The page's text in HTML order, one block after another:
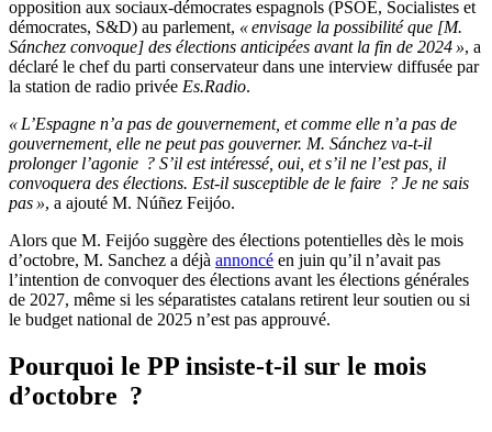
opposition aux sociaux-démocrates espagnols (PSOE, Socialistes et
démocrates, S&D) au parlement, « envisage la possibilité que [M.
Sánchez convoque] des élections anticipées avant la fin de 2024 », a
déclaré le chef du parti conservateur dans une interview diffusée par
la station de radio privée Es.Radio.
« L’Espagne n’a pas de gouvernement, et comme elle n’a pas de
gouvernement, elle ne peut pas gouverner. M. Sánchez va-t-il
prolonger l’agonie ? S’il est intéressé, oui, et s’il ne l’est pas, il
convoquera des élections. Est-il susceptible de le faire ? Je ne sais
pas », a ajouté M. Núñez Feijóo.
Alors que M. Feijóo suggère des élections potentielles dès le mois
d’octobre, M. Sanchez a déjà annoncé en juin qu’il n’avait pas
l’intention de convoquer des élections avant les élections générales
de 2027, même si les séparatistes catalans retirent leur soutien ou si
le budget national de 2025 n’est pas approuvé.
Pourquoi le PP insiste-t-il sur le mois
d’octobre ?